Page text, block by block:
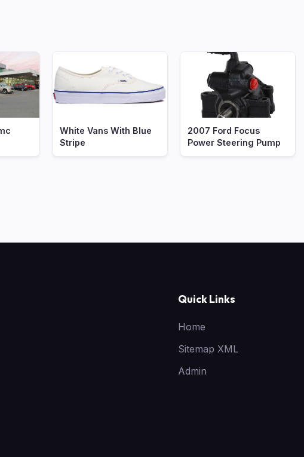
White Vans With Blue
Stripe
2007 Ford Focus
Power Steering Pump
Quick Links
Home
Sitemap XML
Admin